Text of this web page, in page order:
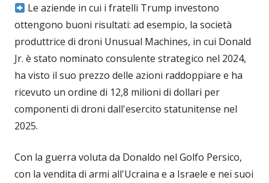
Le aziende in cui i fratelli Trump investono
ottengono buoni risultati: ad esempio, la società
produttrice di droni Unusual Machines, in cui Donald
Jr. è stato nominato consulente strategico nel 2024,
ha visto il suo prezzo delle azioni raddoppiare e ha
ricevuto un ordine di 12,8 milioni di dollari per
componenti di droni dall'esercito statunitense nel
2025.
Con la guerra voluta da Donaldo nel Golfo Persico,
con la vendita di armi all'Ucraina e a Israele e nei suoi